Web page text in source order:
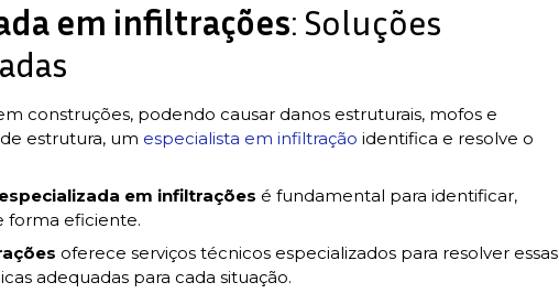
em infiltrações: Soluções
construções, podendo causar danos estruturais, mofos e
estrutura, um especialista em infiltração identifica e resolve o
em infiltrações é fundamental para identificar,
forma eficiente.
oferece serviços técnicos especializados para resolver essas
adequadas para cada situação.